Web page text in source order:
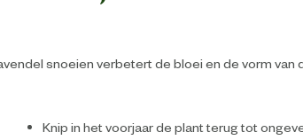
snoeien verbetert de bloei en de vorm van
Knip in het voorjaar de plant terug tot